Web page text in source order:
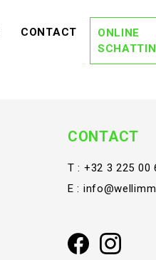
(REVIEWS)
CONTACT(CONTACT)
ONLINE
CONTACT
T : +32 3 225 00
E :